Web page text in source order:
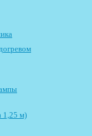
1,25 м)